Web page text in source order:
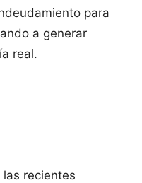
para
a generar
real.
recientes